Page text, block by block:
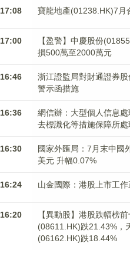
17:08 寶龍地產(01238.HK)7月
17:00
【盈警】中慶股份
損500萬至2000萬元
16:46
浙江證監局對財通證券
警示函措施
16:36
網信辦：大型個人信息處
去標識化等措施保障所
16:30
國家外匯局：7月末中國
美元 升幅0.07%
16:24 山金國際：港股上市工作
16:20
【異動股】港股跌幅榜
(08611.HK)跌21.43%，
(06162.HK)跌18.44%